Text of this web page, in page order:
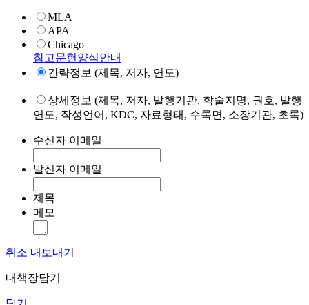
MLA
APA
Chicago
참고문헌양식안내
간략정보 (제목, 저자, 연도)
상세정보 (제목, 저자, 발행기관, 학술지명, 권호, 발행
연도, 작성언어, KDC, 자료형태, 수록면, 소장기관, 초록)
수신자 이메일
발신자 이메일
제목
메모
취소 내보내기
내책장담기